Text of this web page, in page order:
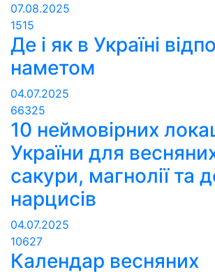
07.08.2025
1515
Де і як в Україні
наметом
04.07.2025
66325
10 неймовірних
України для
сакури, магнолії та
нарцисів
04.07.2025
10627
Календар весняних